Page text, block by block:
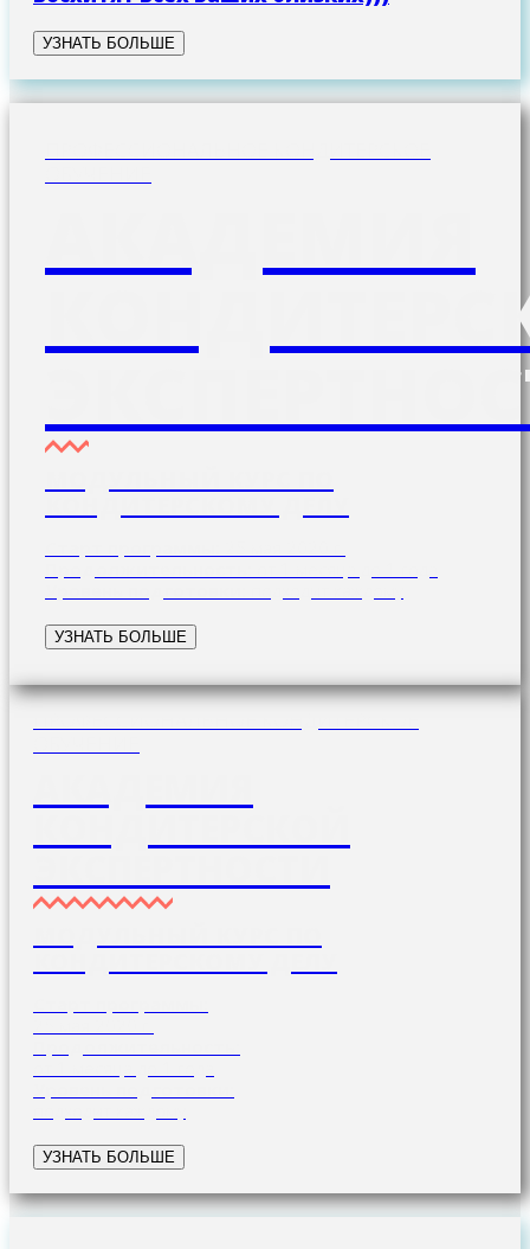
УЗНАТЬ БОЛЬШЕ
УЗНАТЬ БОЛЬШЕ
УЗНАТЬ БОЛЬШЕ